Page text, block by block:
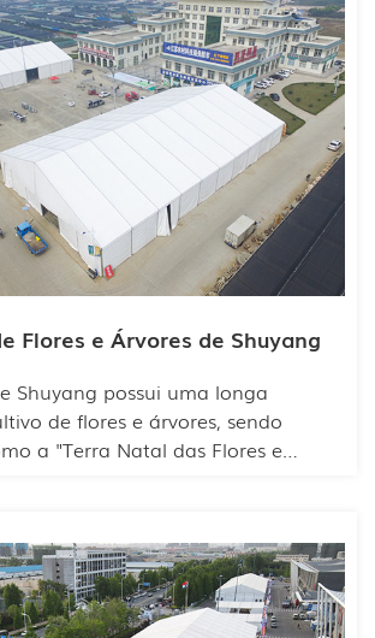
Flores e Árvores de Shuyang
Shuyang possui uma longa
de flores e árvores, sendo
a "Terra Natal das Flores e
e 25.000 empresas de
de flores e árvores. É o
produtor e centro de distribuição
do país.